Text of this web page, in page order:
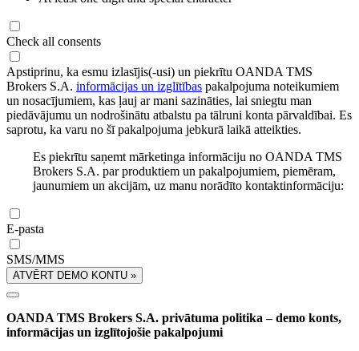
Check all consents
Apstiprinu, ka esmu izlasījis(-usi) un piekrītu OANDA TMS
Brokers S.A. informācijas un izglītības pakalpojuma noteikumiem
un nosacījumiem, kas ļauj ar mani sazināties, lai sniegtu man
piedāvājumu un nodrošinātu atbalstu pa tālruni konta pārvaldībai. Es
saprotu, ka varu no šī pakalpojuma jebkurā laikā atteikties.
Es piekrītu saņemt mārketinga informāciju no OANDA TMS
Brokers S.A. par produktiem un pakalpojumiem, piemēram,
jaunumiem un akcijām, uz manu norādīto kontaktinformāciju:
E-pasta
SMS/MMS
ATVĒRT DEMO KONTU »
OANDA TMS Brokers S.A. privātuma politika – demo konts,
informācijas un izglītojošie pakalpojumi